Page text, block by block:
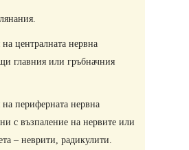
на централната нервна
главния или гръбначния
на периферната нервна
с възпаление на нервите или
– неврити, радикулити.​